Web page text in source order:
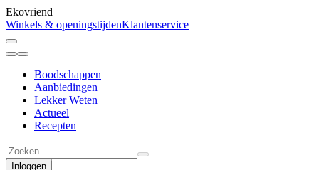
Ekovriend
Winkels & openingstijdenKlantenservice
Boodschappen
Aanbiedingen
Lekker Weten
Actueel
Recepten
Inloggen